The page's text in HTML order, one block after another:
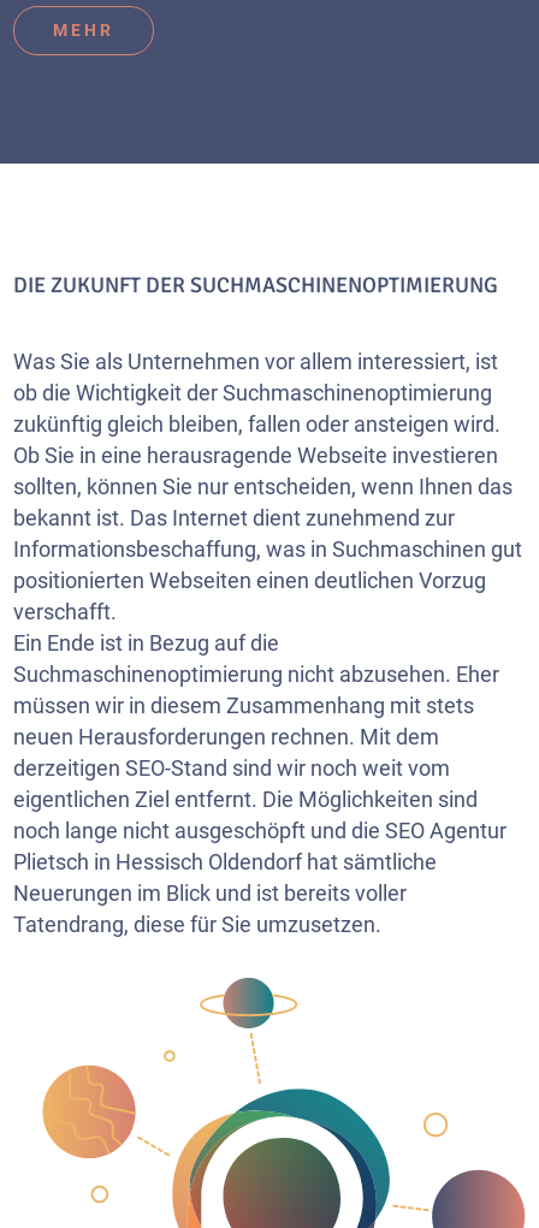
MEHR
DIE ZUKUNFT DER SUCHMASCHINENOPTIMIERUNG
Was Sie als Unternehmen vor allem interessiert, ist
ob die Wichtigkeit der Suchmaschinenoptimierung
zukünftig gleich bleiben, fallen oder ansteigen wird.
Ob Sie in eine herausragende Webseite investieren
sollten, können Sie nur entscheiden, wenn Ihnen das
bekannt ist. Das Internet dient zunehmend zur
Informationsbeschaffung, was in Suchmaschinen gut
positionierten Webseiten einen deutlichen Vorzug
verschafft.
Ein Ende ist in Bezug auf die
Suchmaschinenoptimierung nicht abzusehen. Eher
müssen wir in diesem Zusammenhang mit stets
neuen Herausforderungen rechnen. Mit dem
derzeitigen SEO-Stand sind wir noch weit vom
eigentlichen Ziel entfernt. Die Möglichkeiten sind
noch lange nicht ausgeschöpft und die SEO Agentur
Plietsch in Hessisch Oldendorf hat sämtliche
Neuerungen im Blick und ist bereits voller
Tatendrang, diese für Sie umzusetzen.